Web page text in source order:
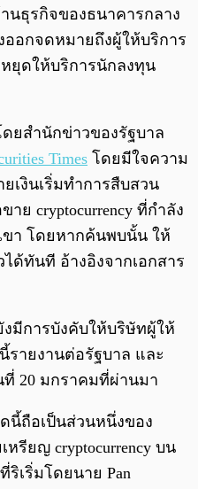
นธุรกิจของธนาคารกลาง
ออกจดหมายถึงผู้ให้บริการ
ยุดให้บริการนักลงทุน
ยสำนักข่าวของรัฐบาล
Times โดยมีใจความ
เงินเริ่มทำการสืบสวน
ย cryptocurrency ที่กำลัง
า โดยหากค้นพบนั้น ให้
ด้ทันที อ้างอิงจากเอกสาร
มีการบังคับให้บริษัทผู้ให้
รายงานต่อรัฐบาล และ
ที่ 20 มกราคมที่ผ่านมา
นี้ถือเป็นส่วนหนึ่งของ
รียญ cryptocurrency บน
ที่ริเริ่มโดยนาย Pan